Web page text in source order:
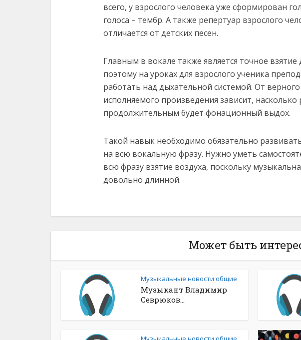
всего, у взрослого человека уже сформирован
голоса – тембр. А также репертуар взрослого
отличается от детских песен.
Главным в вокале также является точное
поэтому на уроках для взрослого ученика
работать над дыхательной системой. От
исполняемого произведения зависит,
продолжительным будет фонационный выдох.
Такой навык необходимо обязательно
на всю вокальную фразу. Нужно уметь
всю фразу взятие воздуха, поскольку
довольно длинной.
Может быть
Музыкальные новости общие
Музыкант Владимир
Севрюков...